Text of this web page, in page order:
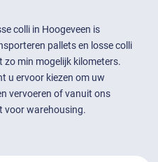
colli in Hoogeveen is
pallets en losse colli
zo min mogelijk kilometers.
u ervoor kiezen om uw
vervoeren of vanuit ons
voor warehousing.